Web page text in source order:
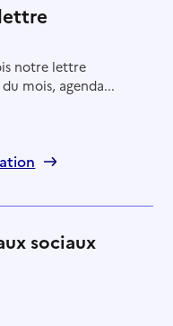
notre lettre
mois, agenda...
sociaux